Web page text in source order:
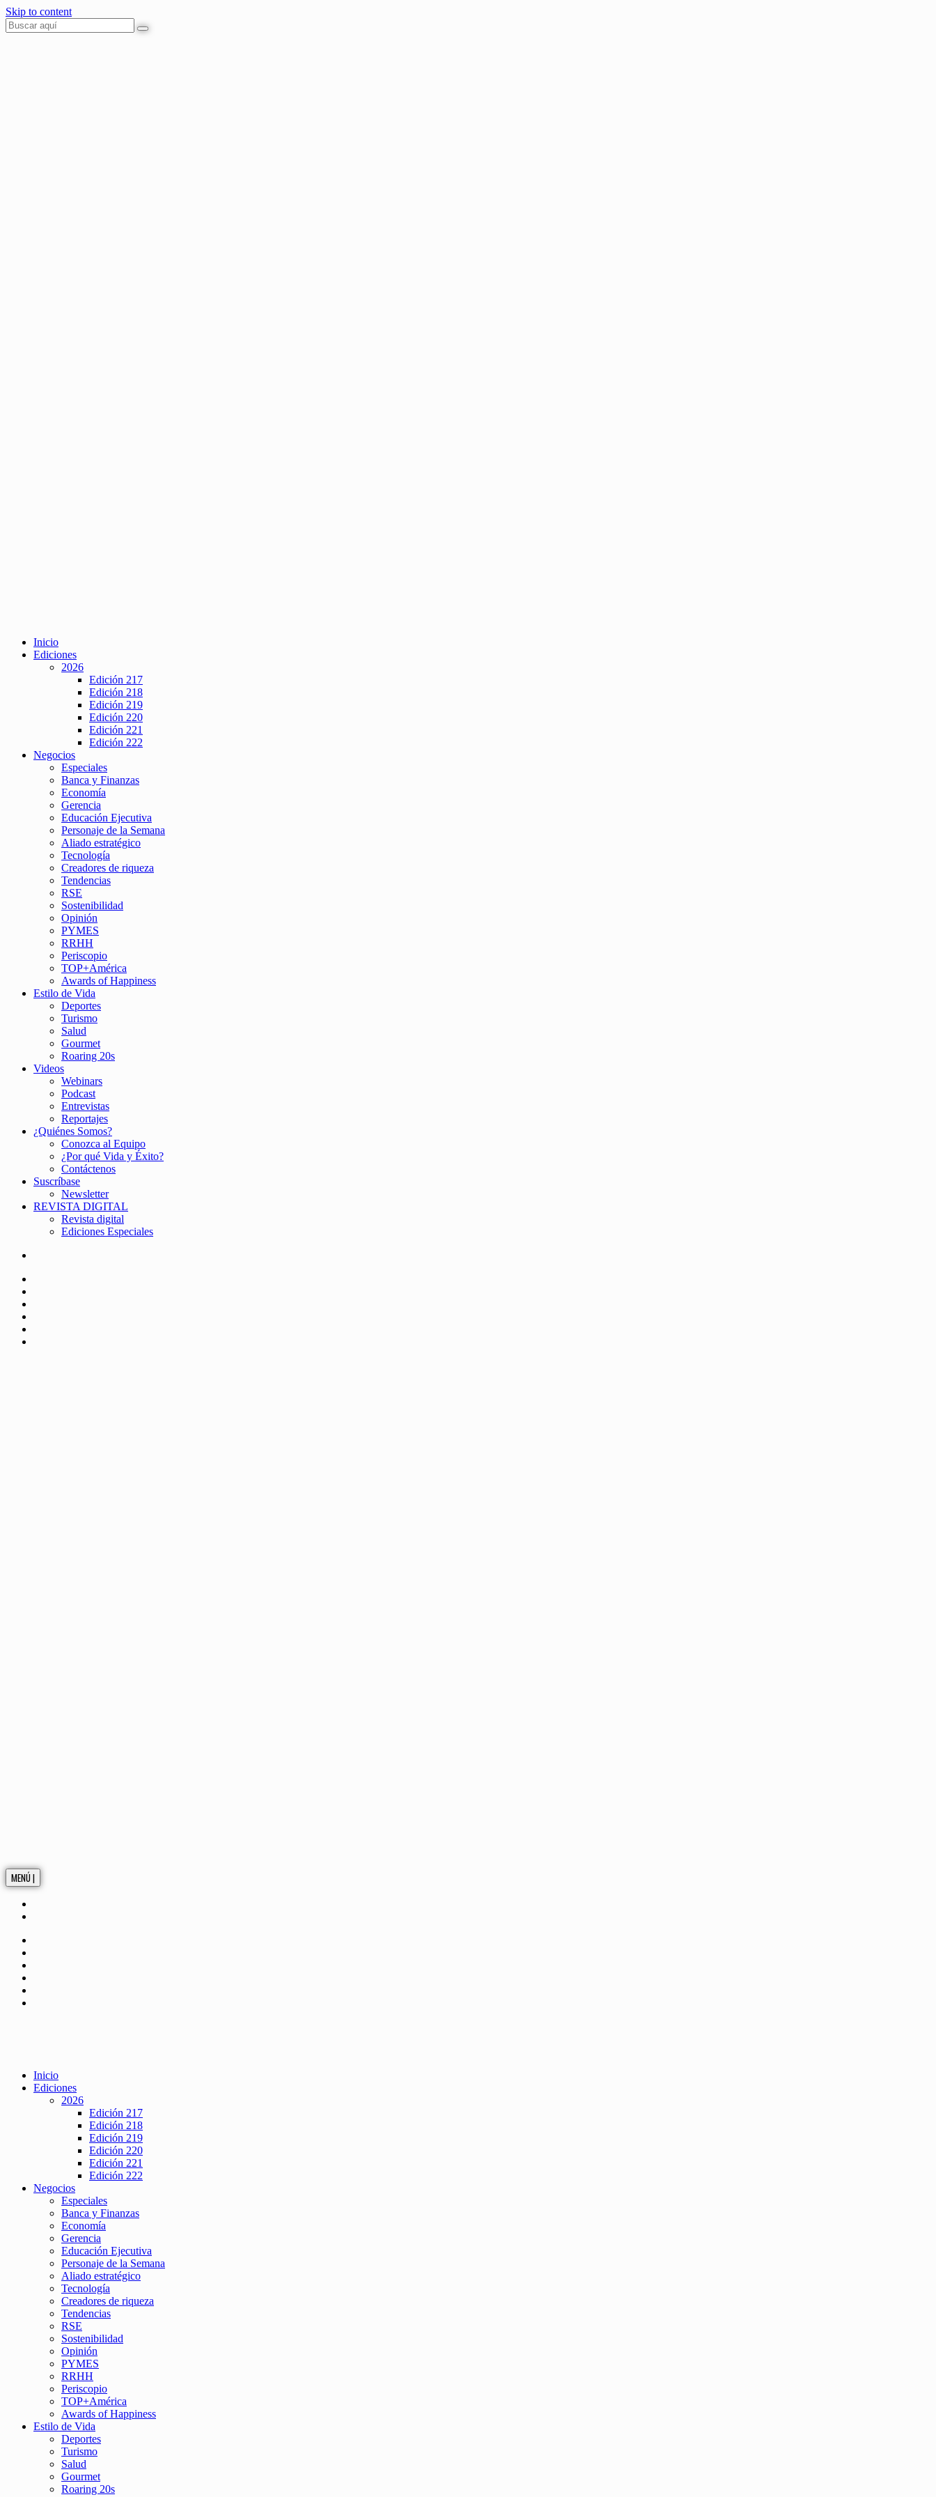
Skip to content
Inicio
Ediciones
2026
Edición 217
Edición 218
Edición 219
Edición 220
Edición 221
Edición 222
Negocios
Especiales
Banca y Finanzas
Economía
Gerencia
Educación Ejecutiva
Personaje de la Semana
Aliado estratégico
Tecnología
Creadores de riqueza
Tendencias
RSE
Sostenibilidad
Opinión
PYMES
RRHH
Periscopio
TOP+América
Awards of Happiness
Estilo de Vida
Deportes
Turismo
Salud
Gourmet
Roaring 20s
Videos
Webinars
Podcast
Entrevistas
Reportajes
¿Quiénes Somos?
Conozca al Equipo
¿Por qué Vida y Éxito?
Contáctenos
Suscríbase
Newsletter
REVISTA DIGITAL
Revista digital
Ediciones Especiales
MENÚ |
Inicio
Ediciones
2026
Edición 217
Edición 218
Edición 219
Edición 220
Edición 221
Edición 222
Negocios
Especiales
Banca y Finanzas
Economía
Gerencia
Educación Ejecutiva
Personaje de la Semana
Aliado estratégico
Tecnología
Creadores de riqueza
Tendencias
RSE
Sostenibilidad
Opinión
PYMES
RRHH
Periscopio
TOP+América
Awards of Happiness
Estilo de Vida
Deportes
Turismo
Salud
Gourmet
Roaring 20s